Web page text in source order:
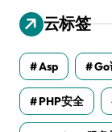
云标签
Asp Go
PHP安全